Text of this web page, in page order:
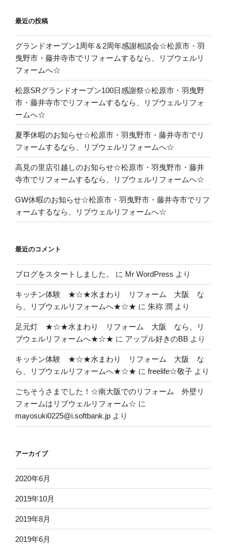
最近の投稿
グランドオープン1周年＆2周年感謝相談会☆松原市・羽
曳野市・藤井寺市でリフォームするなら、リブウェルリ
フォームへ☆
松原SRグランドオープン100日感謝祭☆松原市・羽曳野
市・藤井寺市でリフォームするなら、リブウェルリフォ
ームへ☆
夏季休暇のお知らせ☆松原市・羽曳野市・藤井寺市でリ
フォームするなら、リブウェルリフォームへ☆
高見の里店引越しのお知らせ☆松原市・羽曳野市・藤井
寺市でリフォームするなら、リブウェルリフォームへ☆
GW休暇のお知らせ☆松原市・羽曳野市・藤井寺市でリフ
ォームするなら、リブウェルリフォームへ☆
最近のコメント
ブログをスタートしました。 に Mr WordPress より
キッチン体験 ★☆★水まわり リフォーム 大阪 な
ら、リブウェルリフォームへ★☆★ に 朱祢 潤 より
足元灯 ★☆★水まわり リフォーム 大阪 なら、リ
ブウェルリフォームへ★☆★ に アップル好きのBB より
キッチン体験 ★☆★水まわり リフォーム 大阪 な
ら、リブウェルリフォームへ★☆★ に freelife☆敬子 より
ごちそうさまでした！☆南大阪でのリフォーム 外壁リ
フォームはリブウェルリフォーム☆ に
mayosuki0225@i.softbank.jp より
アーカイブ
2020年6月
2019年10月
2019年8月
2019年6月